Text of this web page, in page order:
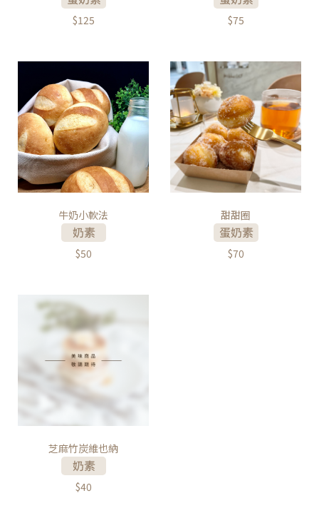
$125 $75
牛奶小軟法
$50
甜甜圈
$70
芝麻竹炭維也納
$40